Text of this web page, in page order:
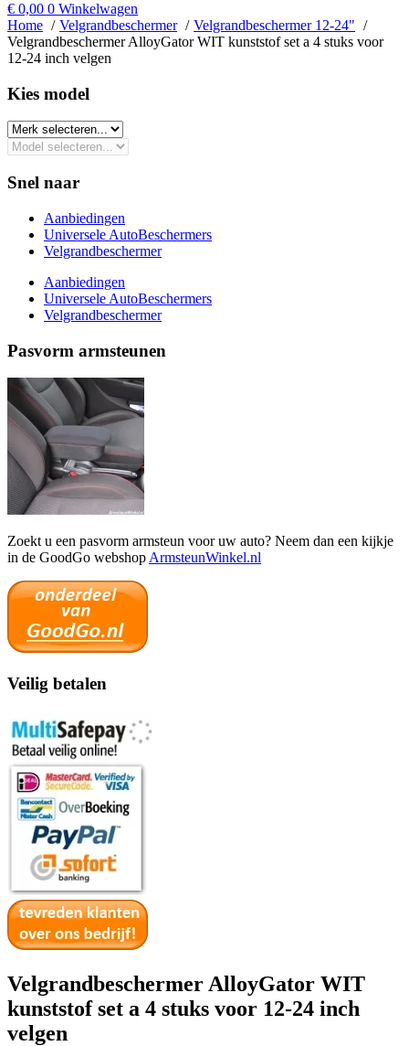
€ 0,00 0 Winkelwagen
Home
Velgrandbeschermer
Velgrandbeschermer 12-24"
Velgrandbeschermer AlloyGator WIT kunststof set a 4 stuks voor
12-24 inch velgen
Kies model​
Snel naar
Aanbiedingen
Universele AutoBeschermers
Velgrandbeschermer
Aanbiedingen
Universele AutoBeschermers
Velgrandbeschermer
Pasvorm armsteunen
Zoekt u een pasvorm armsteun voor uw auto? Neem dan een kijkje
in de GoodGo webshop ArmsteunWinkel.nl
Veilig betalen
Velgrandbeschermer AlloyGator WIT
kunststof set a 4 stuks voor 12-24 inch
velgen